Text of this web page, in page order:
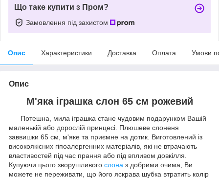
Що таке купити з Пром?
Замовлення під захистом
Опис Характеристики Доставка Оплата Умови
Опис
М'яка іграшка слон 65 см рожевий
Потешна, мила іграшка стане чудовим подарунком Вашій
маленькій або дорослій принцесі. Плюшеве слоненя
заввишки 65 см, м'яке та приємне на дотик. Виготовлений із
високоякісних гіпоалергенних матеріалів, які не втрачають
властивостей під час прання або під впливом довкілля.
Купуючи цього зворушливого слона з добрими очима, Ви
можете не переживати, що його яскрава шубка втратить колір